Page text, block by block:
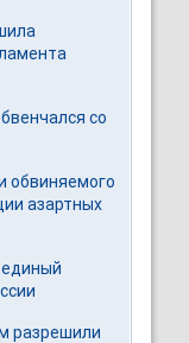
со
обвиняемого
азартных
разрешили